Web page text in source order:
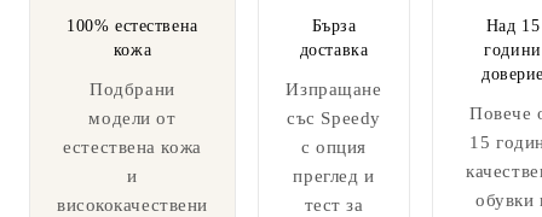
100% естествена
кожа
Подбрани
модели от
естествена кожа
и
висококачествени
Бърза
доставка
Изпращане
със Speedy
с опция
преглед и
тест за
Над 15
години
Повече
15
обувки